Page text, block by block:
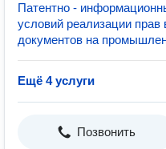
Патентно -
условий реализации
документов на
Ещё 4 услуги
Позвонить